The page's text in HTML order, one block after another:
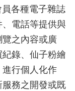
各種電子雜誌
電話等提供與
之內容或廣
錄、仙子粉繪
行個人化作
務之開發或既